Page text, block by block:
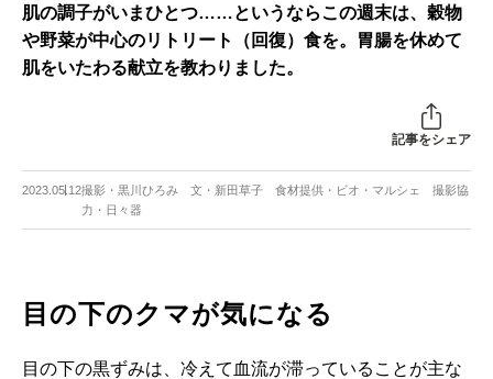
肌の調子がいまひとつ……というならこの週末は、穀物
や野菜が中心のリトリート（回復）食を。胃腸を休めて
肌をいたわる献立を教わりました。
記事をシェア
2023.05.12撮影・黒川ひろみ 文・新田草子 食材提供・ビオ・マルシェ 撮影協
力・日々器
目の下のクマが気になる
目の下の黒ずみは、冷えて血流が滞っていることが主な